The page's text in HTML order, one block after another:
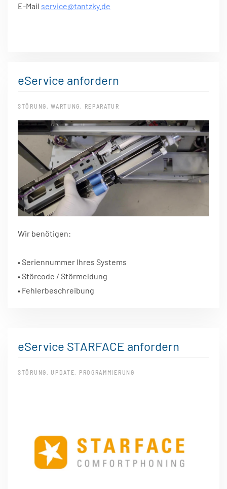
E-Mail service@tantzky.de
eService anfordern
STÖRUNG, WARTUNG, REPARATUR
Wir benötigen:
• Seriennummer Ihres Systems
• Störcode / Störmeldung
• Fehlerbeschreibung
eService STARFACE anfordern
STÖRUNG, UPDATE, PROGRAMMIERUNG